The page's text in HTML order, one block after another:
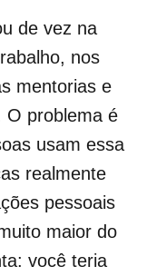
de vez na
nos
mentorias e
O problema é
usam essa
realmente
pessoais
maior do
você teria